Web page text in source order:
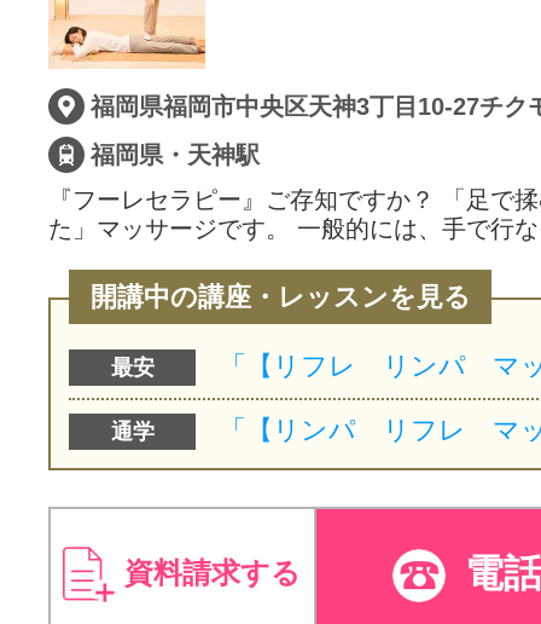
サイトマッ
福岡県福岡市中央区天神3丁目10-27チク
福岡県・天神駅
『フーレセラピー』ご存知ですか？ 「足で
た」マッサージです。 一般的には、手で行
開講中の講座・レッスンを見る
最安
通学
資料請求する 電